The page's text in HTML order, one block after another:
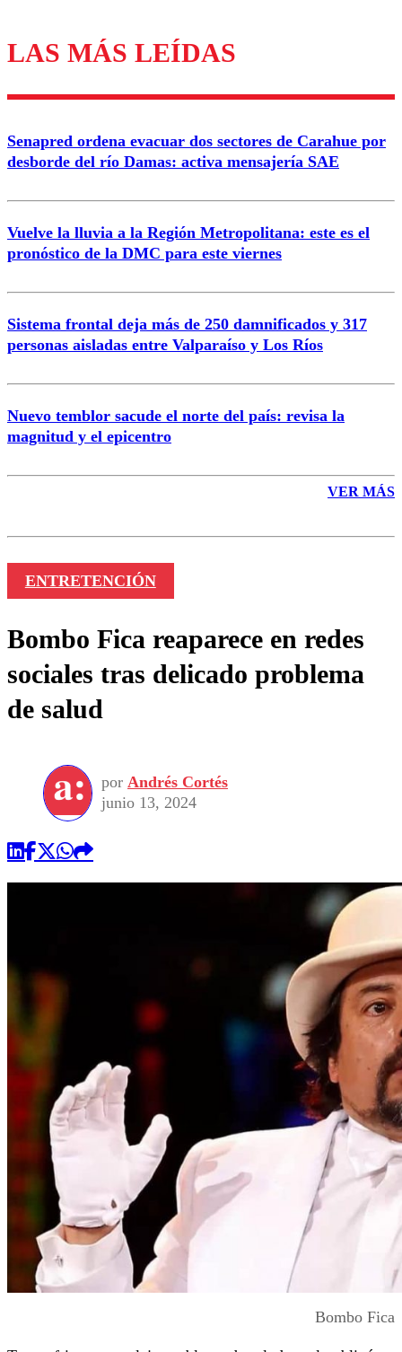
Los comentarios son moderados para garantizar un
diálogo respetuoso.
Nombre
Correo
Enviar comentario
LAS MÁS LEÍDAS
Senapred ordena evacuar dos sectores de Carahue por
desborde del río Damas: activa mensajería SAE
Vuelve la lluvia a la Región Metropolitana: este es el
pronóstico de la DMC para este viernes
Sistema frontal deja más de 250 damnificados y 317
personas aisladas entre Valparaíso y Los Ríos
Nuevo temblor sacude el norte del país: revisa la
magnitud y el epicentro
VER MÁS
ENTRETENCIÓN
Bombo Fica reaparece en redes
sociales tras delicado problema
de salud
por Andrés Cortés
junio 13, 2024
Bombo Fica